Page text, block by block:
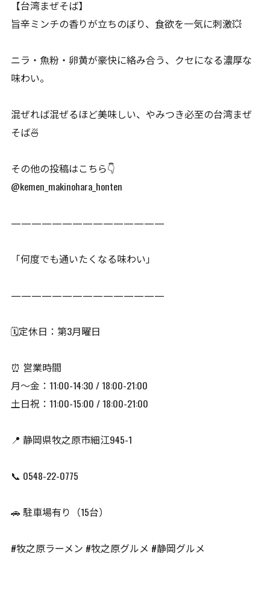
【台湾まぜそば】
旨辛ミンチの香りが立ちのぼり、食欲を一気に刺激💥
ニラ・魚粉・卵黄が豪快に絡み合う、クセになる濃厚な
味わい。
混ぜれば混ぜるほど美味しい、やみつき必至の台湾まぜ
そば🍜
その他の投稿はこちら👇
@kemen_makinohara_honten
———————————————
「何度でも通いたくなる味わい」
———————————————
🗓️定休日：第3月曜日
⏰ 営業時間
月〜金：11:00-14:30 / 18:00-21:00
土日祝：11:00-15:00 / 18:00-21:00
📍 静岡県牧之原市細江945-1
📞 0548-22-0775
🚗 駐車場有り（15台）
#牧之原ラーメン #牧之原グルメ #静岡グルメ